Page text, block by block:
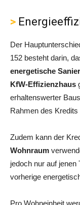
Der
152 besteht darin,
energetische
KfW-Effizienzhaus
erhaltenswerter
Rahmen des Kredits
Zudem kann der
Wohnraum
jedoch nur auf jenen
vorherige
Pro Wohneinheit